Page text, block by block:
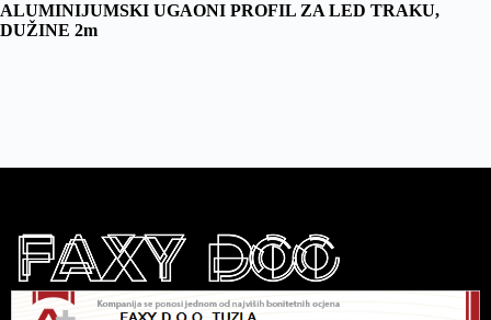
ALUMINIJUMSKI UGAONI PROFIL ZA LED TRAKU,
DUŽINE 2m